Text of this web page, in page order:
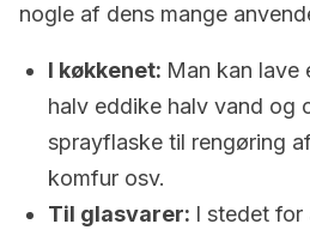
nogle af dens mange
I køkkenet: Man kan lave
halv eddike halv vand og
sprayflaske til rengøring
komfur osv.
Til glasvarer: I stedet for